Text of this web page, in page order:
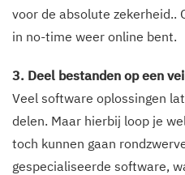
voor de absolute zekerheid..
in no-time weer online bent.
3. Deel bestanden op een
Veel software oplossingen
delen. Maar hierbij loop je
toch kunnen gaan
gespecialiseerde software,